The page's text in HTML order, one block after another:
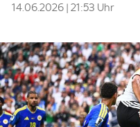
14.06.2026 | 21:53 Uhr